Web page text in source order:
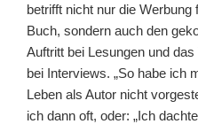
betrifft nicht nur die Werbung
Buch, sondern auch den
Auftritt bei Lesungen und das
bei Interviews. „So habe ich
Leben als Autor nicht
ich dann oft, oder: „Ich